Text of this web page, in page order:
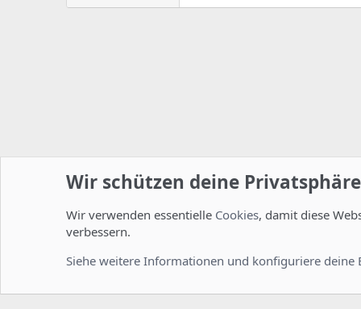
Startseite Foren ISPConfig Entwicklerforum
Wir schützen deine Privatsphäre
Wir verwenden essentielle Cookies, damit diese
verbessern.
Siehe weitere Informationen und konfiguriere deine